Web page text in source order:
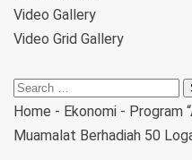
Video Gallery
Video Grid Gallery
Home - Ekonomi - Program
Muamalat Berhadiah 50